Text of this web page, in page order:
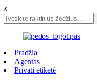
x
Pradžia
Agentas
Privati ​​etiketė